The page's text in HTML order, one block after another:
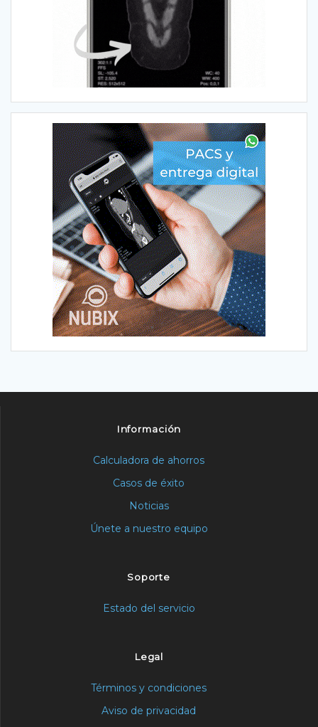
Información
Calculadora de ahorros
Casos de éxito
Noticias
Únete a nuestro equipo
Soporte
Estado del servicio
Legal
Términos y condiciones
Aviso de privacidad